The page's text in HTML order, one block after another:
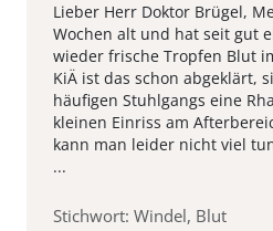
Lieber Herr Doktor Brügel,
Wochen alt und hat seit gut
wieder frische Tropfen Blut
KiÄ ist das schon abgeklärt,
häufigen Stuhlgangs eine
kleinen Einriss am
kann man leider nicht viel
...
Stichwort: Windel, Blut